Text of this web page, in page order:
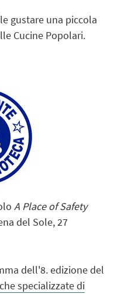
gustare una piccola
Cucine Popolari.
A Place of Safety
del Sole, 27
dell'8. edizione del
specializzate di